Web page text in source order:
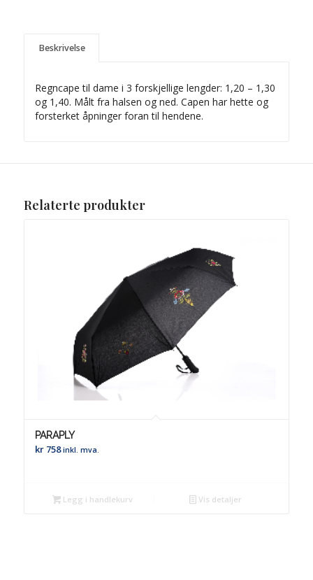
Beskrivelse
Regncape til dame i 3 forskjellige lengder: 1,20 – 1,30
og 1,40. Målt fra halsen og ned. Capen har hette og
forsterket åpninger foran til hendene.
Relaterte produkter
PARAPLY
kr758 inkl. mva.
Legg i handlekurv Vis detaljer